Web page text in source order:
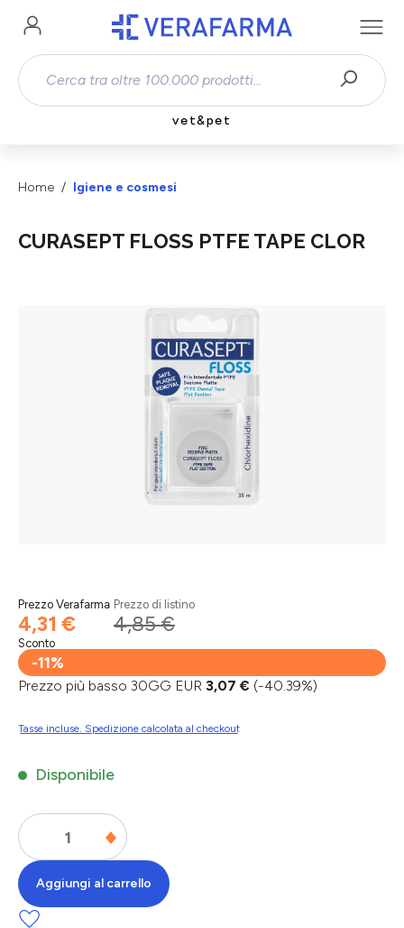
Passa al contenuto principale
vet&pet
Home Igiene e cosmesi
CURASEPT FLOSS PTFE TAPE CLOR
Salta la galleria di immagini
Prezzo Verafarma
4,31 €
Prezzo di listino
4,85 €
Sconto
-11%
Prezzo più basso 30GG EUR 3,07 € (-40.39%)
Tasse incluse. Spedizione calcolata al checkout
Disponibile
Aggiungi al carrello